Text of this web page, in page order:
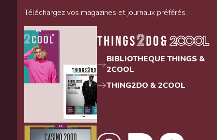
Téléchargez vos magazines et journaux préférés.
BIBLIOTHEQUE THINGS &
2COOL
THING2DO & 2COOL